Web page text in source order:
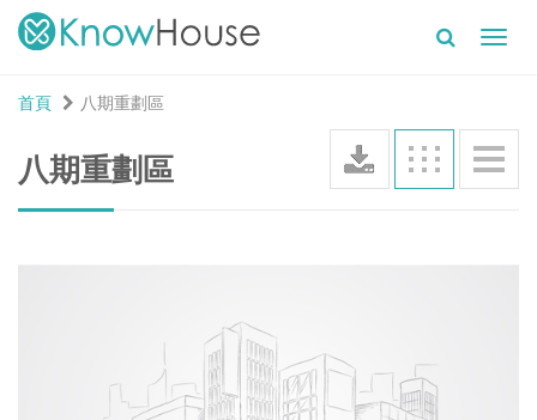
首頁
八期重劃區
八期重劃區